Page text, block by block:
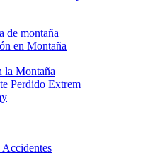
de montaña
en Montaña
la Montaña
Perdido Extrem